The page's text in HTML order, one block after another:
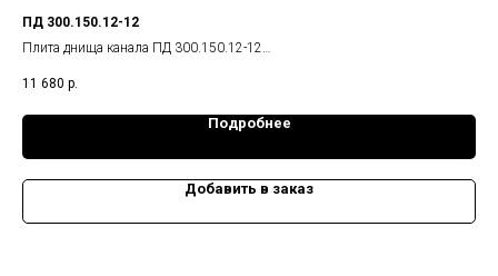
ПД 300.150.12-12
Плита днища канала ПД 300.150.12-12
Масса: 1,33 т.
11 680 р.
Подробнее
Добавить в заказ